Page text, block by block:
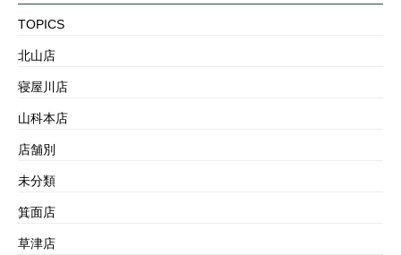
TOPICS
北山店
寝屋川店
山科本店
店舗別
未分類
箕面店
草津店